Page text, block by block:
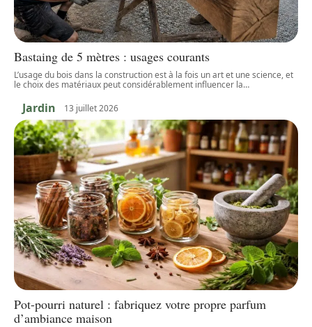
Bastaing de 5 mètres : usages courants
L’usage du bois dans la construction est à la fois un art et une science, et
le choix des matériaux peut considérablement influencer la…
Jardin 13 juillet 2026
Pot-pourri naturel : fabriquez votre propre parfum
d’ambiance maison